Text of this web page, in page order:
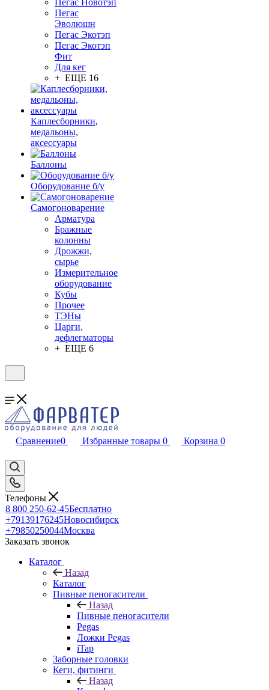
Пегас Новотэп
Пегас
Эволюшн
Пегас Экотэп
Пегас Экотэп
Фит
Для кег
+ ЕЩЕ 16
Каплесборники,
медальоны,
аксессуары
Баллоны
Оборудование б/у
Самогоноварение
Арматура
Бражные
колонны
Дрожжи,
сырье
Измерительное
оборудование
Кубы
Прочее
ТЭНы
Царги,
дефлегматоры
+ ЕЩЕ 6
Сравнение0 Избранные товары 0 Корзина 0
Телефоны
8 800 250-62-45Бесплатно
+79139176245Новосибирск
+79850250044Москва
Заказать звонок
Каталог
Назад
Каталог
Пивные пеногасители
Назад
Пивные пеногасители
Pegas
Ложки Pegas
iTap
Заборные головки
Кеги, фитинги
Назад